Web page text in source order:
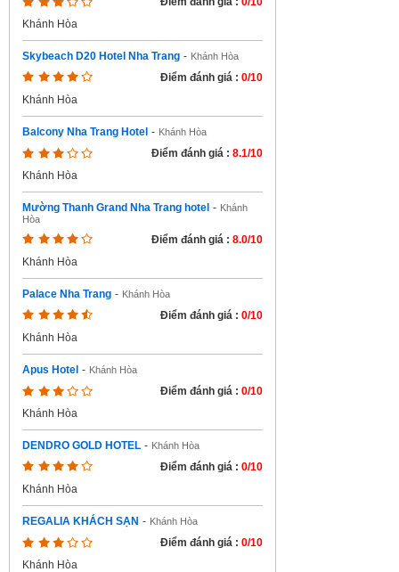
Khánh Hòa
Skybeach D20 Hotel Nha Trang - Khánh Hòa
Điểm đánh giá : 0/10
Khánh Hòa
Balcony Nha Trang Hotel - Khánh Hòa
Điểm đánh giá : 8.1/10
Khánh Hòa
Mường Thanh Grand Nha Trang hotel - Khánh
Hòa
Điểm đánh giá : 8.0/10
Khánh Hòa
Palace Nha Trang - Khánh Hòa
Điểm đánh giá : 0/10
Khánh Hòa
Apus Hotel - Khánh Hòa
Điểm đánh giá : 0/10
Khánh Hòa
DENDRO GOLD HOTEL - Khánh Hòa
Điểm đánh giá : 0/10
Khánh Hòa
REGALIA KHÁCH SẠN - Khánh Hòa
Điểm đánh giá : 0/10
Khánh Hòa